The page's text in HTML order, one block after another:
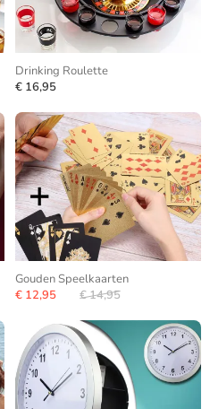
Drinking Roulette
€ 16,95
Gouden Speelkaarten
€ 12,95
€ 14,95